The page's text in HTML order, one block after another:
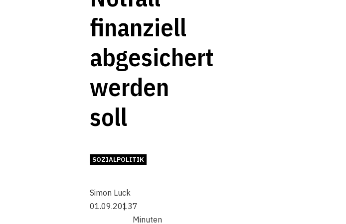
finanziell
abgesichert
werden
soll
SOZIALPOLITIK
Simon Luck
01.09.20137
Minuten